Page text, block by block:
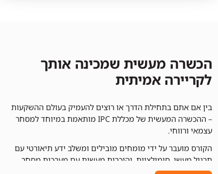
הכשרה מעשית שמכינה אותך
לקריירה אמיתית
בין אם אתם בתחילת הדרך או רוצים להעמיק בעולם ההשקעות
– ההכשרה המעשית של מכללת IPC מותאמת במיוחד למסחר
עצמאי ורווחי.
הקורס מועבר על ידי מומחים מובילים ומשלב ידע תיאורטי עם
תרגול מעשי, סימולציות, והיכרות מעשית עם מערכות מסחר
מקצועיות.